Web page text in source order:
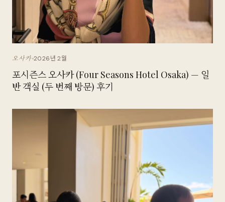
오사카 2026년 2월
포시즌스 오사카 (Four Seasons Hotel Osaka) — 일
반 객실 (두 번째 방문) 후기